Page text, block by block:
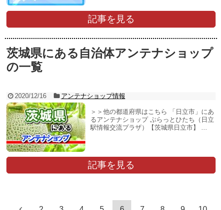
記事を見る
茨城県にある自治体アンテナショップ
の一覧
2020/12/16 アンテナショップ情報
＞＞他の都道府県はこちら 「日立市」にあ
るアンテナショップ ぷらっとひたち（日立
駅情報交流プラザ）【茨城県日立市】 ...
記事を見る